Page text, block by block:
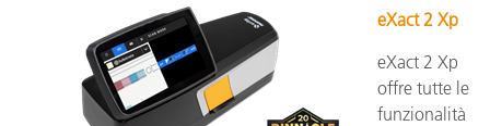
eXact 2 Xp
eXact 2 Xp
offre tutte le
funzionalità